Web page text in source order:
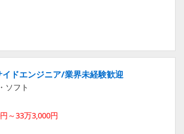
ドエンジニア/業界未経験歓迎
ソフト
～33万3,000円